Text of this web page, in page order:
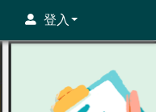
登入